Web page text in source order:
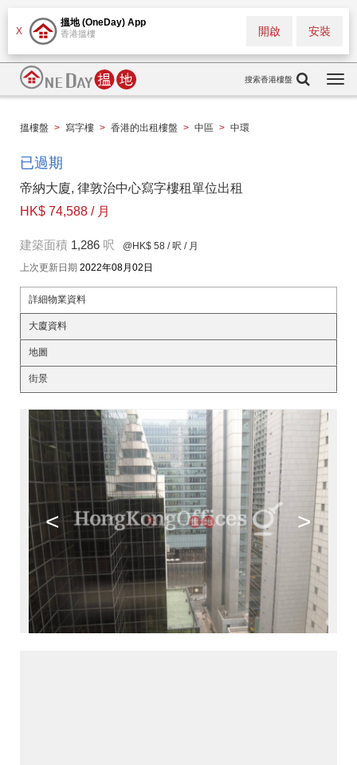
X
搵地 (OneDay) App
香港搵樓 安裝
開啟
搜索香港樓盤
搵樓盤 > 寫字樓 > 香港的出租樓盤 > 中區 > 中環
已過期
帝納大廈, 律敦治中心寫字樓租單位出租
HK$ 74,588 / 月
建築面積 1,286 呎 @HK$ 58 / 呎 / 月
上次更新日期 2022年08月02日
詳細物業資料
大廈資料
地圖
街景
< >